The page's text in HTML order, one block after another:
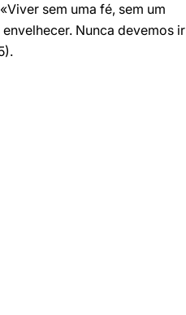
sem uma fé, sem um
Nunca devemos ir